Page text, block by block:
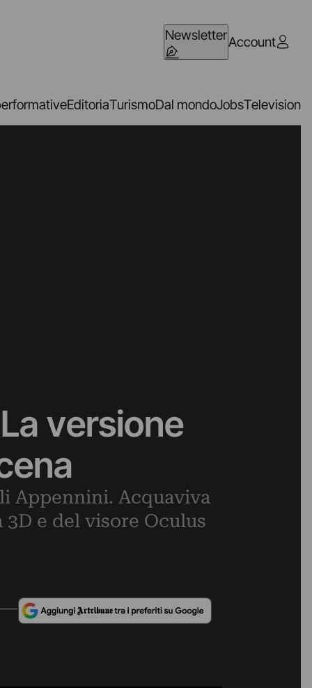
NewsletterAccount
EditoriaTurismoDal mondoJobsTelevision
versione
Appennini. Acquaviva
e del visore Oculus